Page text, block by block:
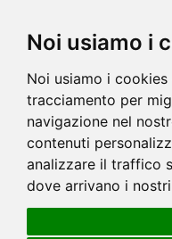
Noi usiamo i
Noi usiamo i
tracciamento per
navigazione nel
contenuti
analizzare il traffico
dove arrivano i